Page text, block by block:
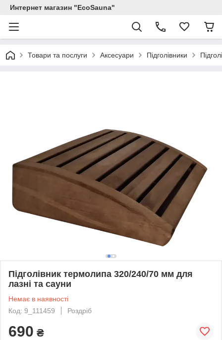
Интернет магазин "EcoSauna"
Товари та послуги Аксесуари Підголівники
Підголівник термолипа 320/240/70 мм для
лазні та сауни
Немає в наявності
Код: 9_111459
Роздріб
690 ₴